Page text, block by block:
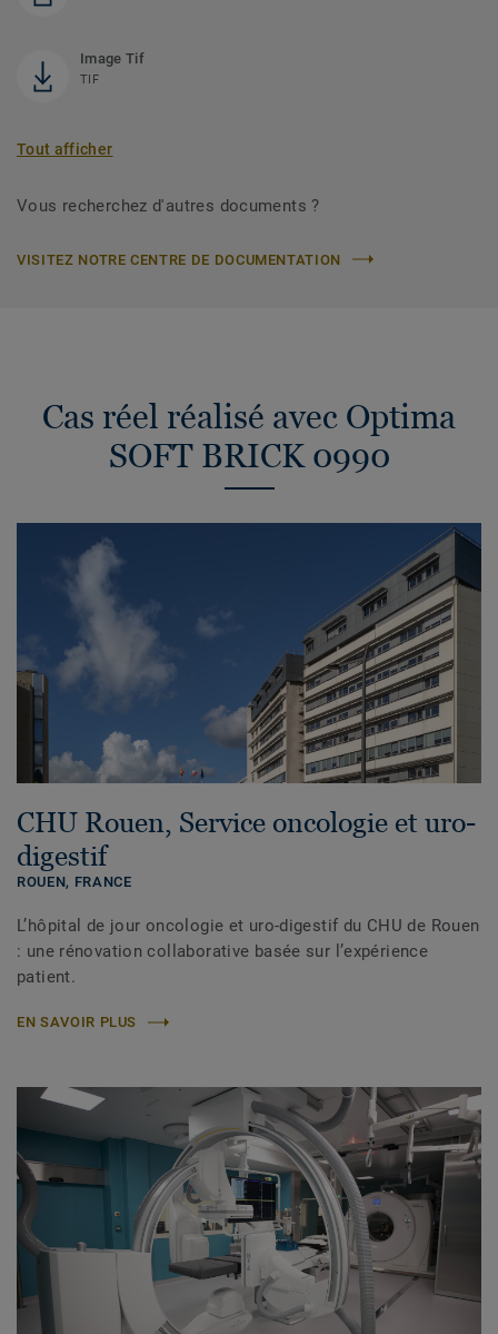
Image Tif
TIF
Tout afficher
Vous recherchez d'autres documents ?
VISITEZ NOTRE CENTRE DE DOCUMENTATION
Cas réel réalisé avec Optima
SOFT BRICK 0990
CHU Rouen, Service oncologie et uro-
digestif
ROUEN, FRANCE
L’hôpital de jour oncologie et uro-digestif du CHU de Rouen
: une rénovation collaborative basée sur l’expérience
patient.
EN SAVOIR PLUS